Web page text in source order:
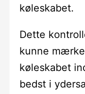
køleskabet.
Dette
kunne
køleskabet
bedst i